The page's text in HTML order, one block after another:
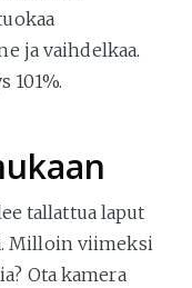
ja vaihdelkaa.
101%.
tallattua laput
Milloin viimeksi
Ota kamera